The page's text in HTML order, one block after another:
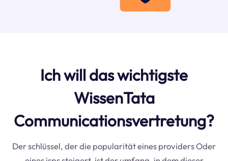
Ich will das wichtigste
WissenTata
Communicationsvertretung?
Der schlüssel, der die popularität eines providers Oder